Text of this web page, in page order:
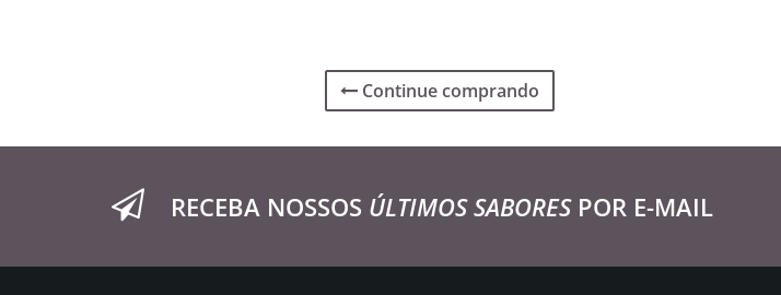
Continue comprando
RECEBA NOSSOS ÚLTIMOS SABORESPOR E-MAIL